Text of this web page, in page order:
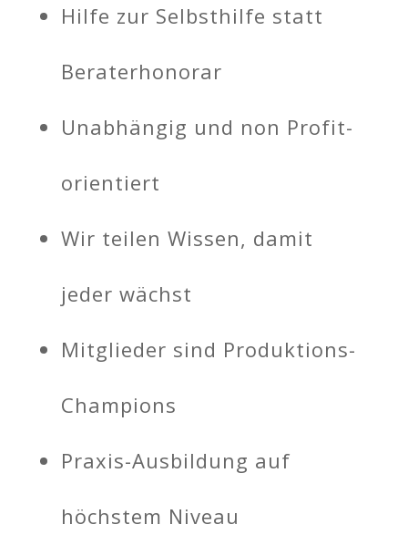
Hilfe zur Selbsthilfe statt
Beraterhonorar
Unabhängig und non Profit-
orientiert
Wir teilen Wissen, damit
jeder wächst
Mitglieder sind Produktions-
Champions
Praxis-Ausbildung auf
höchstem Niveau